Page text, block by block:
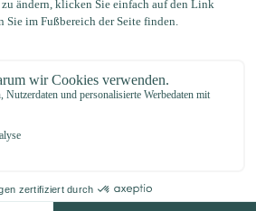
II – Etwas dünner,
Schlüsselanhänger oder